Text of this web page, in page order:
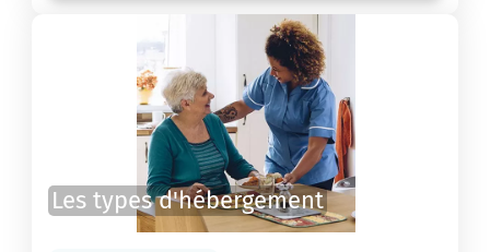
Les types d'hébergement